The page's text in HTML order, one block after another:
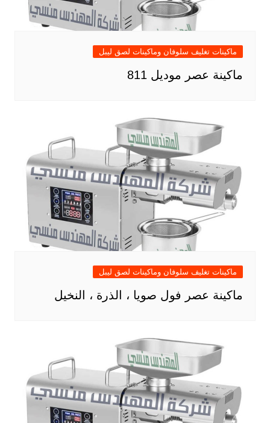
ماكينات تغليف سلوفان وماكينات لصق ليبل
ماكينة عصر موديل 811
ماكينات تغليف سلوفان وماكينات لصق ليبل
ماكينة عصر فول صويا ، الذرة ، النخيل